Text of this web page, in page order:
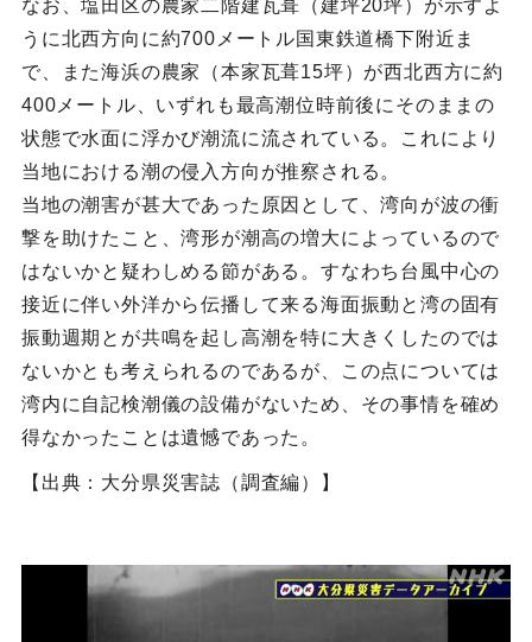
なお、塩田区の農家二階建瓦葺（建坪20坪）が示すよ
うに北西方向に約700メートル国東鉄道橋下附近ま
で、また海浜の農家（本家瓦葺15坪）が西北西方に約
400メートル、いずれも最高潮位時前後にそのままの
状態で水面に浮かび潮流に流されている。これにより
当地における潮の侵入方向が推察される。
当地の潮害が甚大であった原因として、湾向が波の衝
撃を助けたこと、湾形が潮高の増大によっているので
はないかと疑わしめる節がある。すなわち台風中心の
接近に伴い外洋から伝播して来る海面振動と湾の固有
振動週期とが共鳴を起し高潮を特に大きくしたのでは
ないかとも考えられるのであるが、この点については
湾内に自記検潮儀の設備がないため、その事情を確め
得なかったことは遺憾であった。
【出典：大分県災害誌（調査編）】